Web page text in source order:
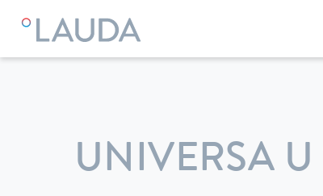
LAUDA Temperiergeräte
UNIVERSA U